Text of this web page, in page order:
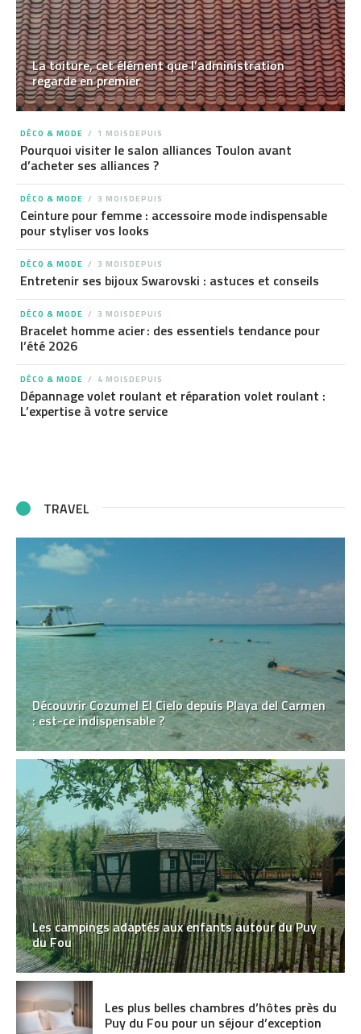
La toiture, cet élément que l’administration
regarde en premier
DÉCO & MODE 1 MOISDEPUIS
Pourquoi visiter le salon alliances Toulon avant
d’acheter ses alliances ?
DÉCO & MODE 3 MOISDEPUIS
Ceinture pour femme : accessoire mode indispensable
pour styliser vos looks
DÉCO & MODE 3 MOISDEPUIS
Entretenir ses bijoux Swarovski : astuces et conseils
DÉCO & MODE 3 MOISDEPUIS
Bracelet homme acier : des essentiels tendance pour
l’été 2026
DÉCO & MODE 4 MOISDEPUIS
Dépannage volet roulant et réparation volet roulant :
L’expertise à votre service
TRAVEL
Découvrir Cozumel El Cielo depuis Playa del Carmen
: est-ce indispensable ?
Les campings adaptés aux enfants autour du Puy
du Fou
Les plus belles chambres d’hôtes près du
Puy du Fou pour un séjour d’exception